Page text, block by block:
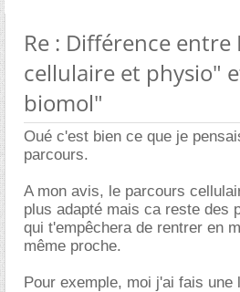
Re : Différence entre
cellulaire et physio"
biomol"
Oué c'est bien ce que je
parcours.
A mon avis, le parcours
plus adapté mais ca reste des
qui t'empêchera de rentrer en
même proche.
Pour exemple, moi j'ai fais une